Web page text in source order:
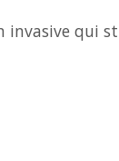
invasive qui